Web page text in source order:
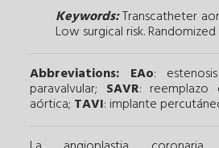
Keywords:Transcatheter
Low surgical risk.
Abbreviations: EAo:
paravalvular; SAVR: reemplazo
aórtica; TAVI: implante